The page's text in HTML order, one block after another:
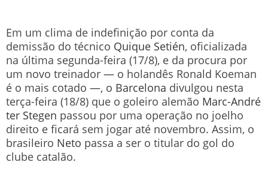
Em um clima de indefinição por conta da
demissão do técnico Quique Setién, oficializada
na última segunda-feira (17/8), e da procura por
um novo treinador — o holandês Ronald Koeman
é o mais cotado —, o Barcelona divulgou nesta
terça-feira (18/8) que o goleiro alemão Marc-André
ter Stegen passou por uma operação no joelho
direito e ficará sem jogar até novembro. Assim, o
brasileiro Neto passa a ser o titular do gol do
clube catalão.